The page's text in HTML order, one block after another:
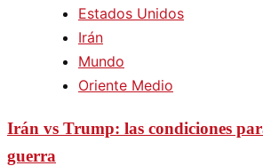
Estados Unidos
Irán
Mundo
Oriente Medio
Irán vs Trump: las condiciones
guerra